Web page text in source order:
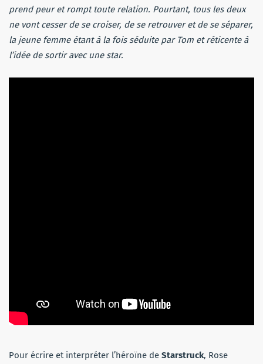
prend peur et rompt toute relation. Pourtant, tous les deux
ne vont cesser de se croiser, de se retrouver et de se séparer,
la jeune femme étant à la fois séduite par Tom et réticente à
l’idée de sortir avec une star.
Pour écrire et interpréter l’héroïne de Starstruck, Rose